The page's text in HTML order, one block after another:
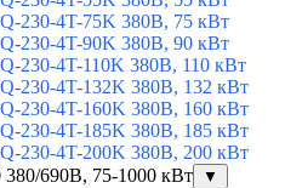
230-4T-75K 380В, 75 кВт
230-4T-90K 380В, 90 кВт
230-4T-110K 380В, 110 кВт
230-4T-132K 380В, 132 кВт
230-4T-160K 380В, 160 кВт
230-4T-185K 380В, 185 кВт
230-4T-200K 380В, 200 кВт
690В, 75-1000 кВт
▼